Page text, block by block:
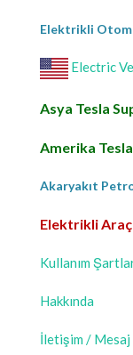
Elektrikli
Electric
Asya Tesla
Amerika
Akaryakıt
Elektrikli Araç
Kullanım
Hakkında
İletişim / Mesaj